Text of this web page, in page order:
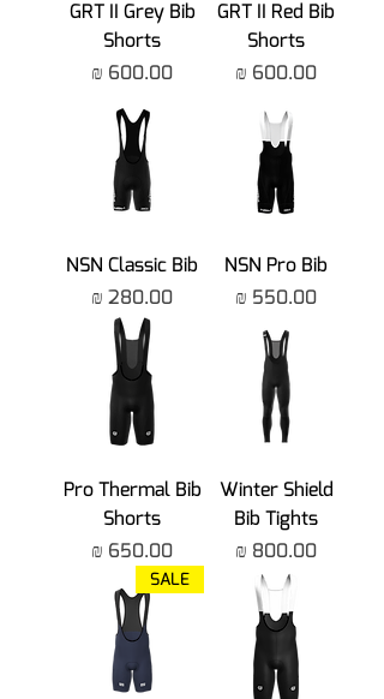
GRT II Red Bib
Shorts
מחיר
GRT II Grey Bib
Shorts
מחיר
NSN Pro Bib
מחיר
NSN Classic Bib
מחיר
Winter Shield
Bib Tights
מחיר
Pro Thermal Bib
Shorts
מחיר
SALE